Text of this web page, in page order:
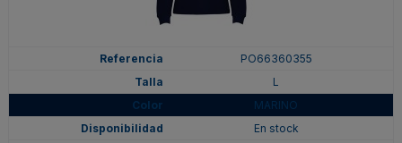
PO66360355
L
MARINO
En stock